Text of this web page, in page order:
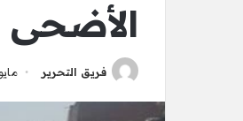
الأضحى
فريق التحرير مايو 31,